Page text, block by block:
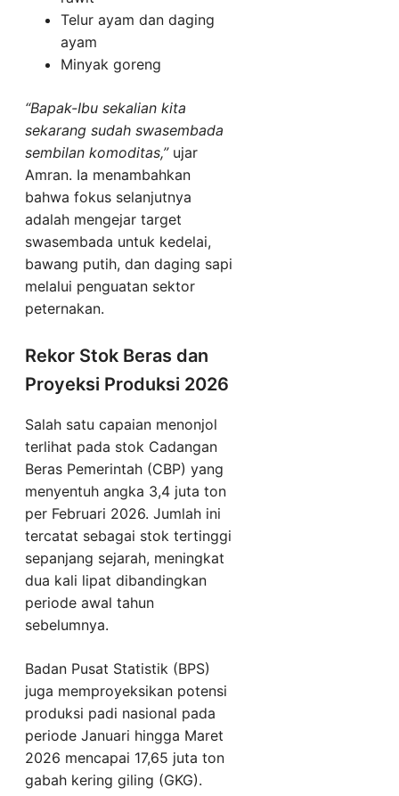
Telur ayam dan daging
ayam
Minyak goreng
“Bapak-Ibu sekalian kita
sekarang sudah swasembada
sembilan komoditas,”ujar
Amran. Ia menambahkan
bahwa fokus selanjutnya
adalah mengejar target
swasembada untuk kedelai,
bawang putih, dan daging sapi
melalui penguatan sektor
peternakan.
Rekor Stok Beras dan
Proyeksi Produksi 2026
Salah satu capaian menonjol
terlihat pada stok Cadangan
Beras Pemerintah (CBP) yang
menyentuh angka 3,4 juta ton
per Februari 2026. Jumlah ini
tercatat sebagai stok tertinggi
sepanjang sejarah, meningkat
dua kali lipat dibandingkan
periode awal tahun
sebelumnya.
Badan Pusat Statistik (BPS)
juga memproyeksikan potensi
produksi padi nasional pada
periode Januari hingga Maret
2026 mencapai 17,65 juta ton
gabah kering giling (GKG).